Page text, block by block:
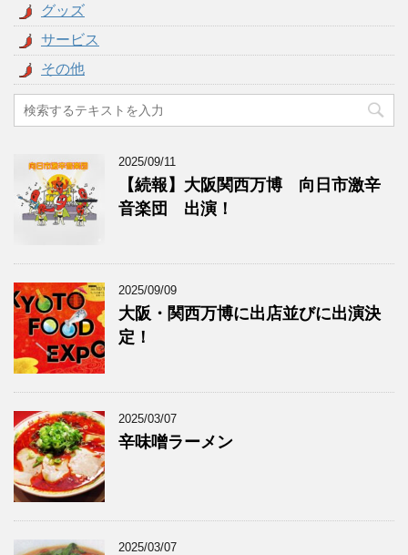
グッズ
サービス
その他
2025/09/11
【続報】大阪関西万博 向日市激辛
音楽団 出演！
2025/09/09
大阪・関西万博に出店並びに出演決
定！
2025/03/07
辛味噌ラーメン
2025/03/07